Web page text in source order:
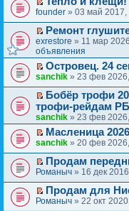
ч
и
т
а
н
н
о
м
у
с
о
о
б
щ
е
н
и
ю
е
р
о
ч
и
т
а
н
н
о
м
у
с
о
о
б
е
н
м
н
е
п
р
о
ч
и
т
а
н
н
о
м
у
с
о
о
б
е
р
в
о
м
у
н
е
р
о
ч
и
т
а
н
н
о
м
у
с
и
к
п
е
р
в
о
м
у
н
е
п
р
о
ч
и
т
а
н
н
е
й
и
к
п
е
р
в
о
м
у
н
е
р
о
ч
и
т
П
е
р
е
й
т
и
к
п
е
р
в
о
м
н
е
р
о
founder » 03 май
П
е
р
е
й
т
и
к
п
е
р
в
о
м
н
е
Ремонт
exrestore » 11 мар
объявления
П
е
р
е
й
т
и
к
п
е
р
в
о
м
Островец. 24
sanchik » 23 фев
П
е
р
е
й
т
и
к
п
е
р
Бобёр трофи
трофи-рейдам РБ
sanchik » 23 фев
П
е
р
е
й
и
Масленица
sanchik » 20 фев
П
е
р
е
Продам
Романыч » 16 дек
П
Продам для
Романыч » 22 окт